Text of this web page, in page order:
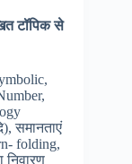
टॉपिक से
समानताएं
folding,